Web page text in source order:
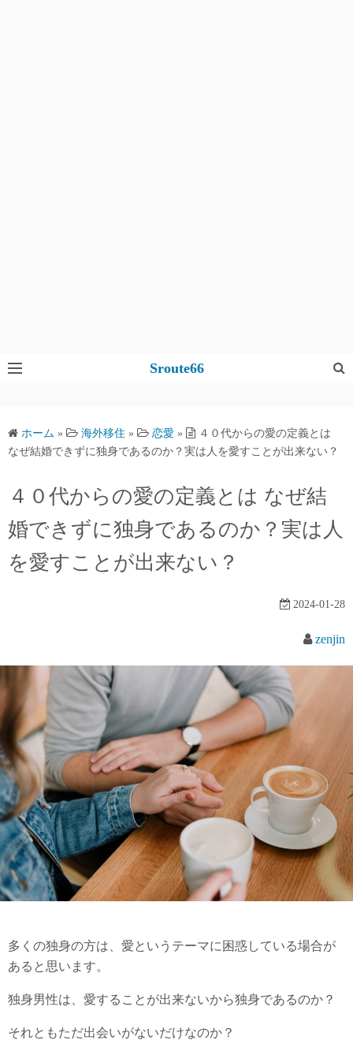
コ
ツ
ッ
Sroute66
ホーム » 海外移住 » 恋愛 »
４０代からの愛の定義とは
なぜ結婚できずに独身であるのか？実は人を愛すことが出来ない？
４０代からの愛の定義とは なぜ結
婚できずに独身であるのか？実は人
を愛すことが出来ない？
2024-01-28
zenjin
多くの独身の方は、愛というテーマに困惑している場合が
あると思います。
独身男性は、愛することが出来ないから独身であるのか？
それともただ出会いがないだけなのか？